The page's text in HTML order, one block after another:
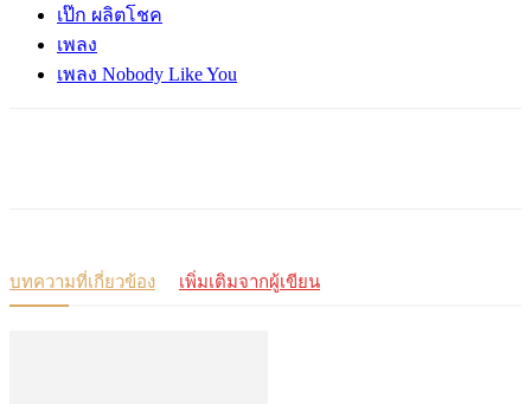
เป๊ก ผลิตโชค
เพลง
เพลง Nobody Like You
บทความที่เกี่ยวข้อง เพิ่มเติมจากผู้เขียน